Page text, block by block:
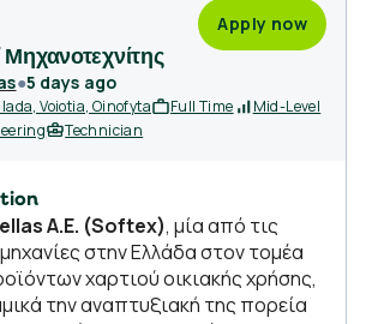
●5 days ago
Apply now
Voiotia, Oinofyta Full Time
Mid-Level
Technician
Α.Ε. (Softex), μία από τις
στην Ελλάδα στον τομέα
χαρτιού οικιακής χρήσης,
την αναπτυξιακή της πορεία